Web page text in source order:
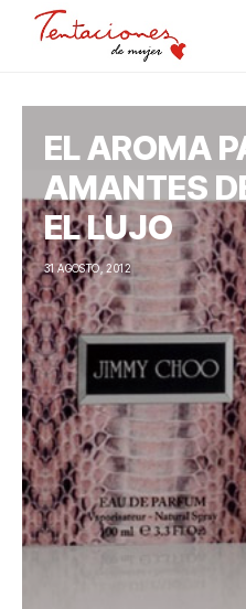
EL AROMA
AMANTES
EL LUJO
31 AGOSTO, 2012